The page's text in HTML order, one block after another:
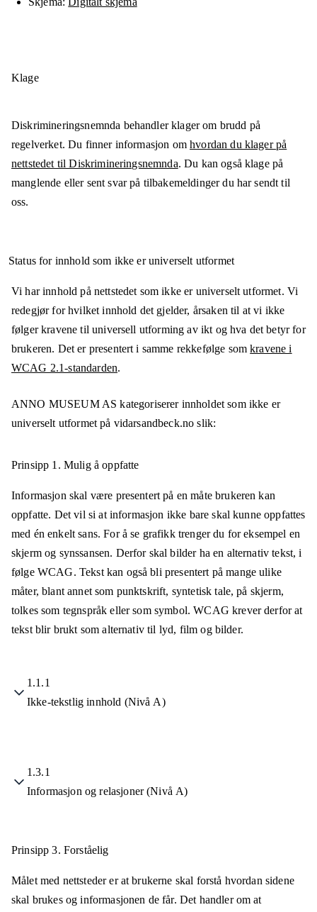
Klage
Diskrimineringsnemnda behandler klager om brudd på
regelverket. Du finner informasjon omhvordan du klager på
nettstedet til Diskrimineringsnemnda. Du kan også klage på
manglende eller sent svar på tilbakemeldinger du har sendt til
oss.
Status for innhold som ikke er universelt utformet
Vi har innhold på nettstedet som ikke er universelt utformet. Vi
redegjør for hvilket innhold det gjelder, årsaken til at vi ikke
følger kravene til universell utforming av ikt og hva det betyr for
brukeren. Det er presentert i samme rekkefølge somkravene i
WCAG 2.1-standarden.
ANNO MUSEUM AS kategoriserer innholdet som ikke er
universelt utformet på vidarsandbeck.no slik:
Prinsipp 1. Mulig å oppfatte
Informasjon skal være presentert på en måte brukeren kan
oppfatte. Det vil si at informasjon ikke bare skal kunne oppfattes
med én enkelt sans. For å se grafikk trenger du for eksempel en
skjerm og synssansen. Derfor skal bilder ha en alternativ tekst, i
følge WCAG. Tekst kan også bli presentert på mange ulike
måter, blant annet som punktskrift, syntetisk tale, på skjerm,
tolkes som tegnspråk eller som symbol. WCAG krever derfor at
tekst blir brukt som alternativ til lyd, film og bilder.
1.1.1
Ikke-tekstlig innhold (Nivå A)
1.3.1
Informasjon og relasjoner (Nivå A)
Prinsipp 3. Forståelig
Målet med nettsteder er at brukerne skal forstå hvordan sidene
skal brukes og informasjonen de får. Det handler om at